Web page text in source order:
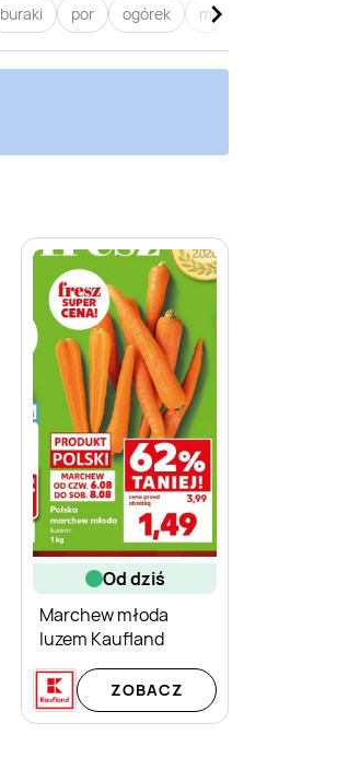
buraki por ogórek marchew
od dziś
Marchew młoda
luzem Kaufland
ZOBACZ